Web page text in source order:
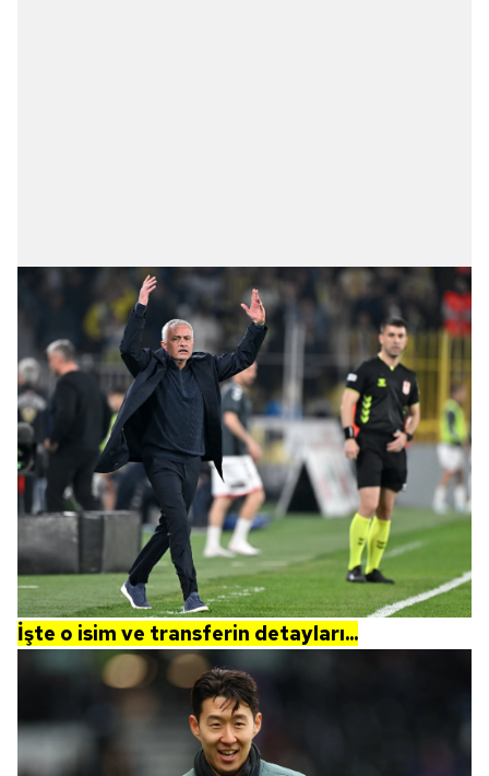
İşte o isim ve transferin detayları...